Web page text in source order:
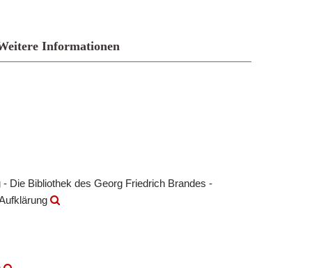
Informationen
Die Bibliothek des Georg Friedrich Brandes -